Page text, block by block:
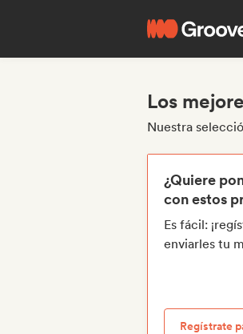
Los
Nuestra
¿Quiere
con estos
Es fácil:
enviarles tu
Regístrate